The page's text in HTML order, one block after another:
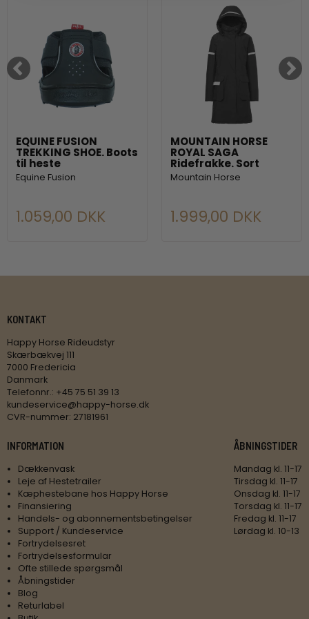
EQUINE FUSION
TREKKING SHOE. Boots
til heste
Equine Fusion
1.059,00 DKK
MOUNTAIN HORSE
ROYAL SAGA
Ridefrakke. Sort
Mountain Horse
1.999,00 DKK
KONTAKT
Happy Horse Rideudstyr
Skærbækvej 111
7000 Fredericia
Danmark
Telefonnr.: +45 75 51 39 13
kundeservice@happy-horse.dk
CVR-nummer: 27181961
INFORMATION
Dækkenvask
Leje af Hestetrailer
Kæphestebane hos Happy Horse
Finansiering
Handels- og abonnementsbetingelser
Support / Kundeservice
Fortrydelsesret
Fortrydelsesformular
Ofte stillede spørgsmål
Åbningstider
Blog
Returlabel
ÅBNINGSTIDER
Mandag kl. 11-17
Tirsdag kl. 11-17
Onsdag kl. 11-17
Torsdag kl. 11-17
Fredag kl. 11-17
Lørdag kl. 10-13